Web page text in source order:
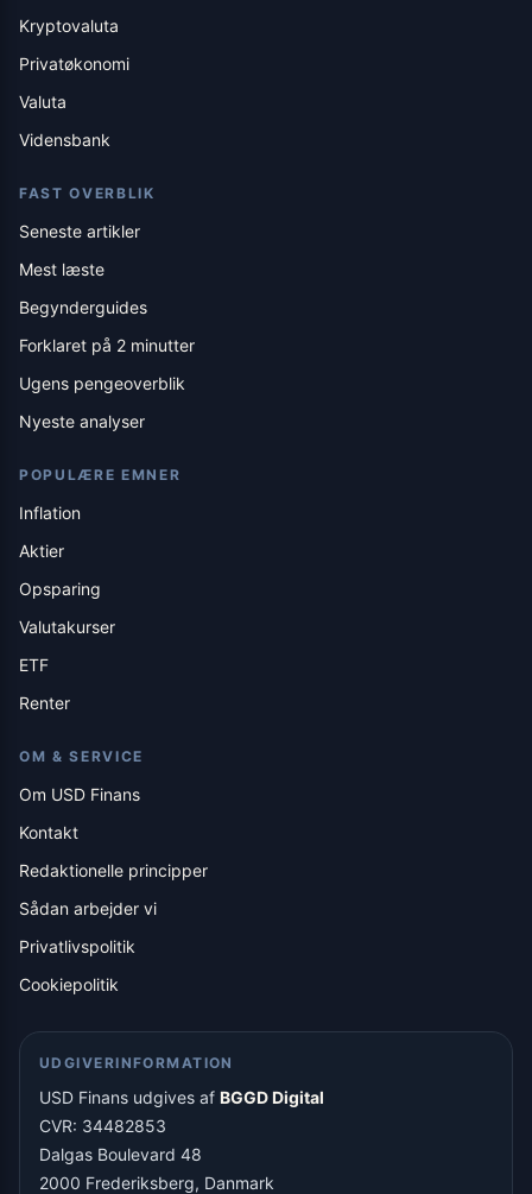
Kryptovaluta
Privatøkonomi
Valuta
Vidensbank
FAST OVERBLIK
Seneste artikler
Mest læste
Begynderguides
Forklaret på 2 minutter
Ugens pengeoverblik
Nyeste analyser
POPULÆRE EMNER
Inflation
Aktier
Opsparing
Valutakurser
ETF
Renter
OM & SERVICE
Om USD Finans
Kontakt
Redaktionelle principper
Sådan arbejder vi
Privatlivspolitik
Cookiepolitik
UDGIVERINFORMATION
USD Finans udgives af BGGD Digital
CVR: 34482853
Dalgas Boulevard 48
2000 Frederiksberg, Danmark